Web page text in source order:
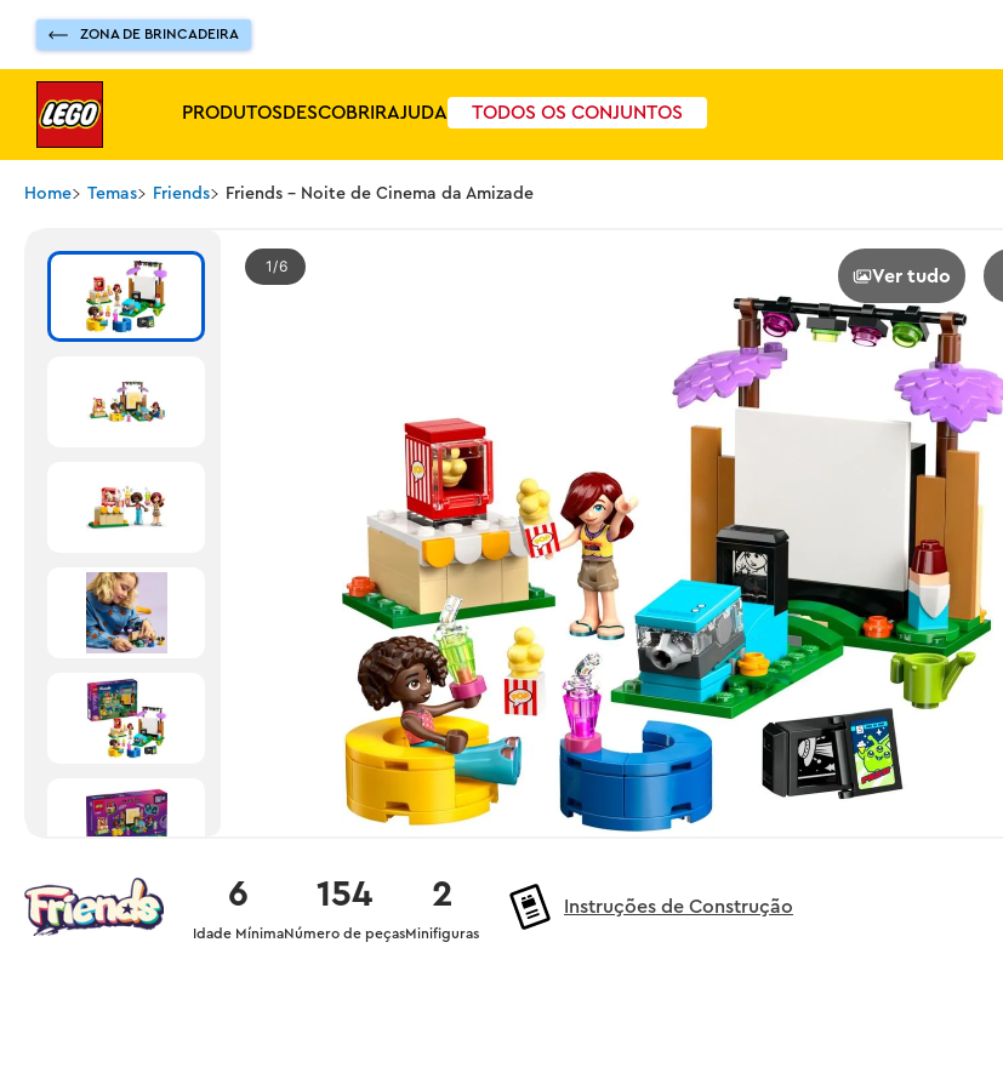
ZONA DE BRINCADEIRA
PRODUTOSDESCOBRIRAJUDA TODOS OS CONJUNTOS
Home Temas Friends Friends - Noite de Cinema da Amizade
1 6 Ver tudo
154
Número de peças
2
Minifiguras
6
Idade Mínima
Instruções de Construção